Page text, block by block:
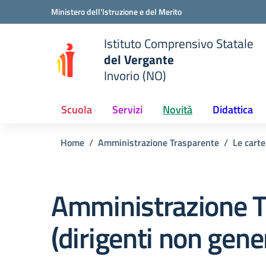
Vai ai contenuti
Vai al menu di navigazioneMinistero dell'Istruzione e del Merito
scuola
Istituto Comprensivo Statale
del Vergante
Invorio (NO)
Scuola Servizi Novità Didattica
Home Amministrazione Trasparente Le
Amministrazione
(dirigenti non